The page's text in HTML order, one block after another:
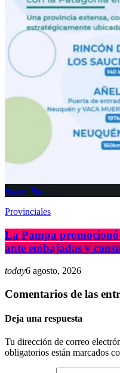
insert_link
Provinciales
La Pampa
ante embajadas y
today6 agosto, 2026
Comentarios de las
Deja una respuesta
Tu dirección de correo
obligatorios están marcados